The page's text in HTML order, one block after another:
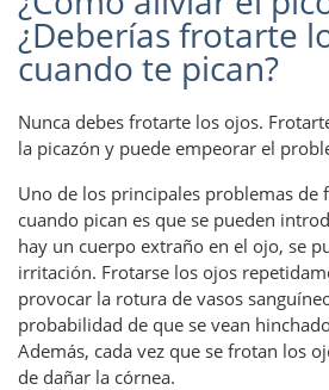
¿Deberías frotarte
cuando te pican?
Nunca debes frotarte los ojos.
la picazón y puede empeorar el
Uno de los principales problemas de
cuando pican es que se pueden
hay un cuerpo extraño en el ojo, se
irritación. Frotarse los ojos
provocar la rotura de vasos
probabilidad de que se vean
Además, cada vez que se frotan los
de dañar la córnea.